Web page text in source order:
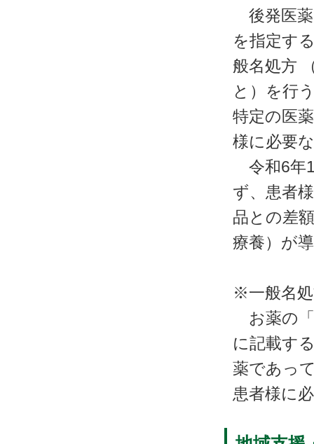
後発医薬
を指定す
般名処方
と）を行
特定の医
様に必要
令和6年
ず、患者
品との差
療養）が
※一般名
お薬の「
に記載す
薬であっ
患者様に